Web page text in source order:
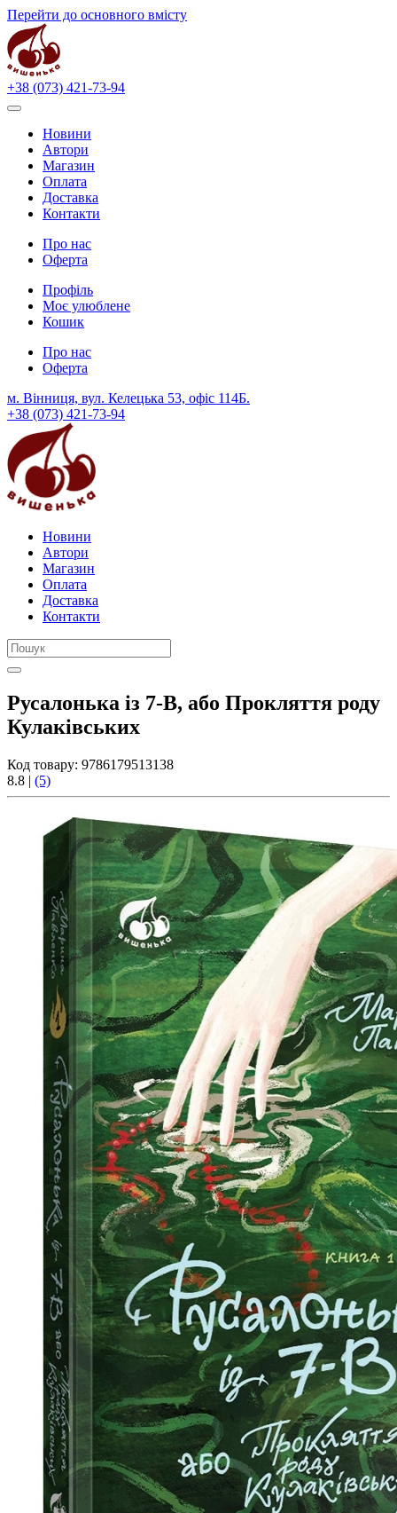
Перейти до основного вмісту
+38 (073) 421-73-94
Новини
Автори
Магазин
Оплата
Доставка
Контакти
Про нас
Оферта
Профіль
Моє улюблене
Кошик
Про нас
Оферта
м. Вінниця, вул. Келецька 53, офіс 114Б.
+38 (073) 421-73-94
Новини
Автори
Магазин
Оплата
Доставка
Контакти
Русалонька із 7-В, або Прокляття роду
Кулаківських
Код товару: 9786179513138
8.8 | (5)